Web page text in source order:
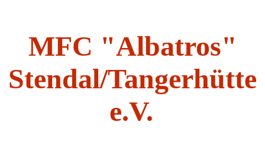
MFC "Albatros"
Stendal/Tangerhütte
e.V.